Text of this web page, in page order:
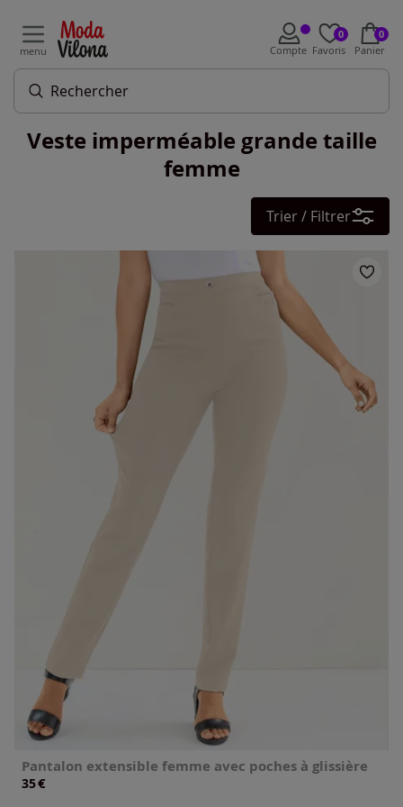
menu Compte
0
Favoris
0
Panier
Veste imperméable grande taille
femme
Trier / Filtrer
Pantalon extensible femme avec poches à glissière
35€